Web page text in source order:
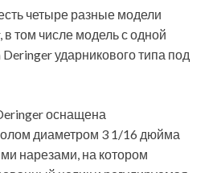
четыре разные модели
в том числе модель с одной
Deringer ударникового типа под
оснащена
диаметром 3 1/16 дюйма
нарезами, на котором